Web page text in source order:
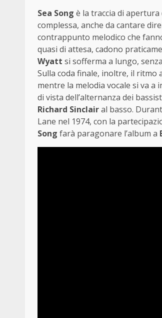
Sea Song è la traccia di apertura
complessa, anche da cantare
contrappunto melodico che
quasi di attesa, cadono
Wyatt si sofferma a lungo,
Sulla coda finale, inoltre, il ritmo
mentre la melodia vocale si va
di vista dell’alternanza dei
Richard Sinclairal basso.
Lane nel 1974, con la
Song farà paragonare l’album a